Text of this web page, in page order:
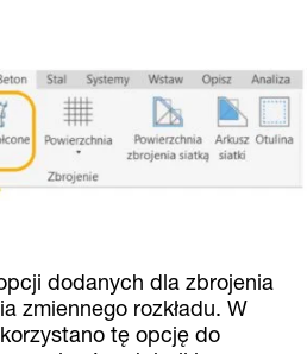
dodanych dla zbrojenia
zmiennego rozkładu. W
tę opcję do